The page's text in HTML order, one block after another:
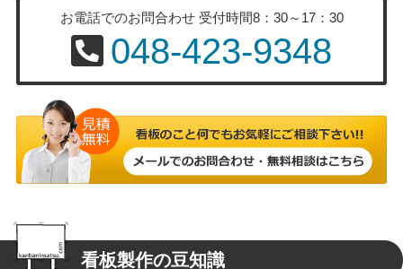
お電話でのお問合わせ 受付時間8：30～17：30
048-423-9348
看板製作の豆知識